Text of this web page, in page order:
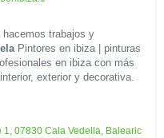
hacemos trabajos y
Pintores en ibiza | pinturas
en ibiza con más
exterior y decorativa.
1, 07830 Cala Vedella, Balearic